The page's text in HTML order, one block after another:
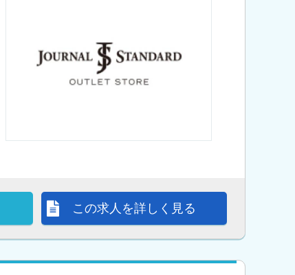
この求人を詳しく見る